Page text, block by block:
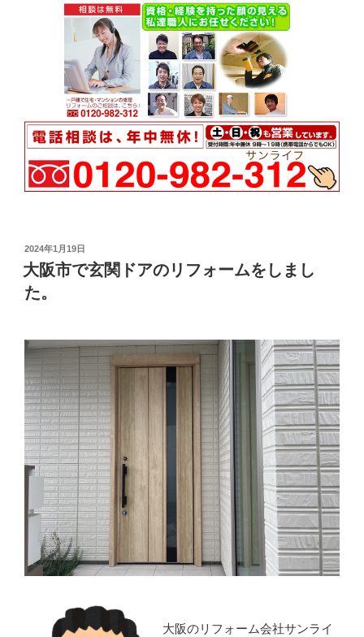
投
稿
日:
2024年1月19日
大阪市で玄関ドアのリフォームをしまし
た。
大阪のリフォーム会社サンライ